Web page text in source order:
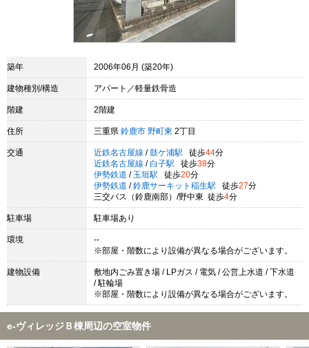
築年 2006年06月 (築20年)
建物種別/構造 アパート／軽量鉄骨造
階建 2階建
住所 三重県 鈴鹿市 野町東 2丁目
交通 近鉄名古屋線 / 鼓ケ浦駅 徒歩44分
近鉄名古屋線 / 白子駅 徒歩38分
伊勢鉄道 / 玉垣駅 徒歩20分
伊勢鉄道 / 鈴鹿サーキット稲生駅 徒歩27分
三交バス（鈴鹿南部）/野中東 徒歩4分
駐車場 駐車場あり
環境
--
※部屋・階数により設備が異なる場合がございます。
建物設備
敷地内ごみ置き場 / LPガス / 電気 / 公営上水道 / 下水道
/ 駐輪場
※部屋・階数により設備が異なる場合がございます。
e-ヴィレッジＢ棟周辺の空室物件